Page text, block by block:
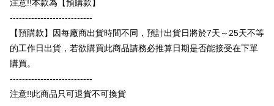
Taishin
Syarikat Kad Kredit
[Terma Penggunaan untuk OP Pay Later]
Perkhidmatan ini disediakan oleh Taiwan Mobile dan tersedia untuk
Jika anda memilih OP Pay Later sebagai kaedah pembayaran, sistem
mudah alih anda, memilih bilangan ansuran, dan menetapkan tarikh
AFTEE
Deskripsi
Pertama, Mengenai Perkhidmatan AFTEE Beli Sekarang Bayar Kemudian
1. Dengan memilih AFTEE sebagai kaedah pembayaran, mesej
pengesahan AFTEE akan muncul.
2. Anda boleh meneruskan pembayaran selepas pengesahan SMS.
3. Tiada bayaran diperlukan apabila pesanan disahkan. Produk akan
dihantar ke alamat yang ditetapkan.
Pemindahan ATM
Pilihan Penghantaran
注意!!本款為【預購款】
---------------------------
【預購款】因每廠商出貨時間不同，預計出貨日將於7天～25天不等
的工作日出貨，若欲購買此商品請務必推算日期是否能接受在下單
購買。
---------------------------
注意!!此商品只可退貨不可換貨